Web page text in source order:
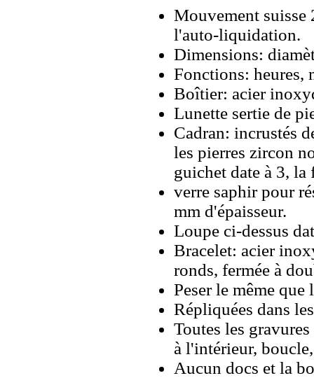
Mouvement suisse
l'auto-liquidation.
Dimensions:
Fonctions: heures,
Boîtier: acier
Lunette sertie de
Cadran: incrustés
les pierres zircon
guichet date à 3, la
verre saphir pour
mm d'épaisseur.
Loupe ci-dessus
Bracelet: acier
ronds, fermée à
Peser le même
Répliquées dans
Toutes les
à l'intérieur,
Aucun docs et la